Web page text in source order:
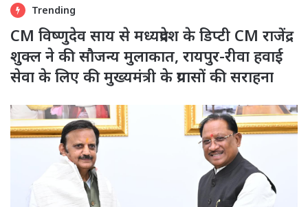
Trending
CM विष्णुदेव साय से मध्यप्रदेश के डिप्टी CM राजेंद्र
शुक्ल ने की सौजन्य मुलाकात, रायपुर-रीवा हवाई
सेवा के लिए की मुख्यमंत्री के प्रयासों की सराहना